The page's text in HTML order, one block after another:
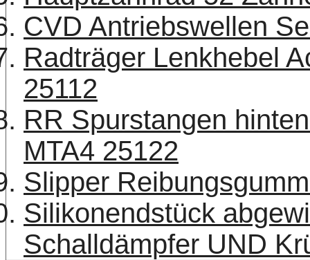
CVD Antriebswellen
Radträger Lenkhebel
25112
RR Spurstangen
MTA4 25122
Slipper
Silikonendstück
Schalldämpfer UND